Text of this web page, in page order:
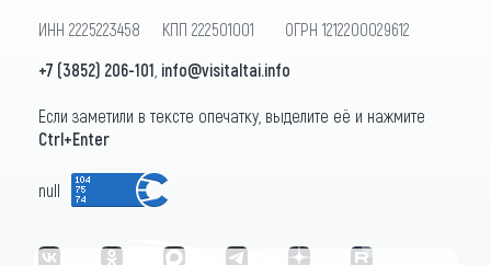
ИНН 2225223458 КПП 222501001 ОГРН 1212200029612
+7 (3852) 206-101 info@visitaltai.info
Если заметили в тексте опечатку, выделите её и нажмите
Ctrl+Enter
null